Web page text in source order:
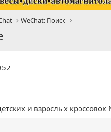
WeChat: Поиск
и взрослых кроссовок